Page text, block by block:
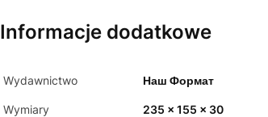
Informacje dodatkowe
Wydawnictwo Наш Формат
Wymiary 235 x 155 x 30